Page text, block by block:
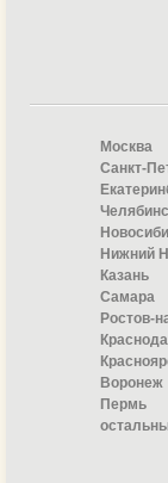
Москва
Санкт-
Нижний
Казань
Самара
Ростов-
Воронеж
Пермь